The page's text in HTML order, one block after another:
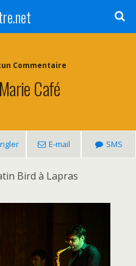
Commentaire
Café
E-mail SMS
Bird à Lapras